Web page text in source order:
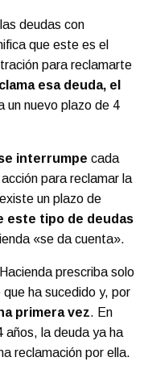
deudas con
que este es el
para reclamarte
esa deuda, el
un nuevo plazo de 4
interrumpe cada
para reclamar la
un plazo de
este tipo de deudas
«se da cuenta».
prescriba solo
ha sucedido y, por
primera vez. En
años, la deuda ya ha
reclamación por ella.